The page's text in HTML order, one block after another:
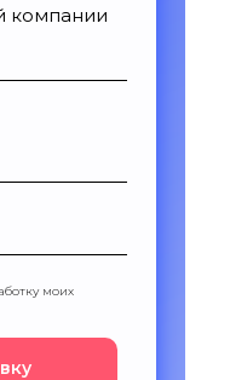
компании
моих